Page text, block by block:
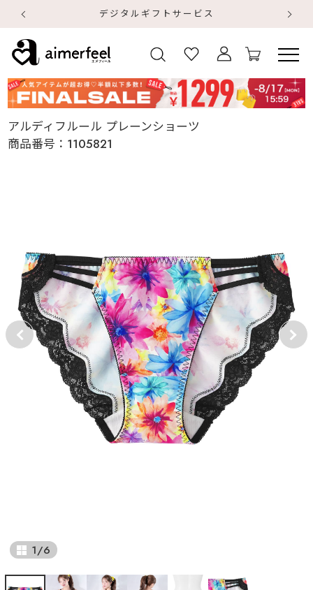
デジタルギフトサービス
アルディフルール プレーンショーツ
商品番号： 1105821
1/6